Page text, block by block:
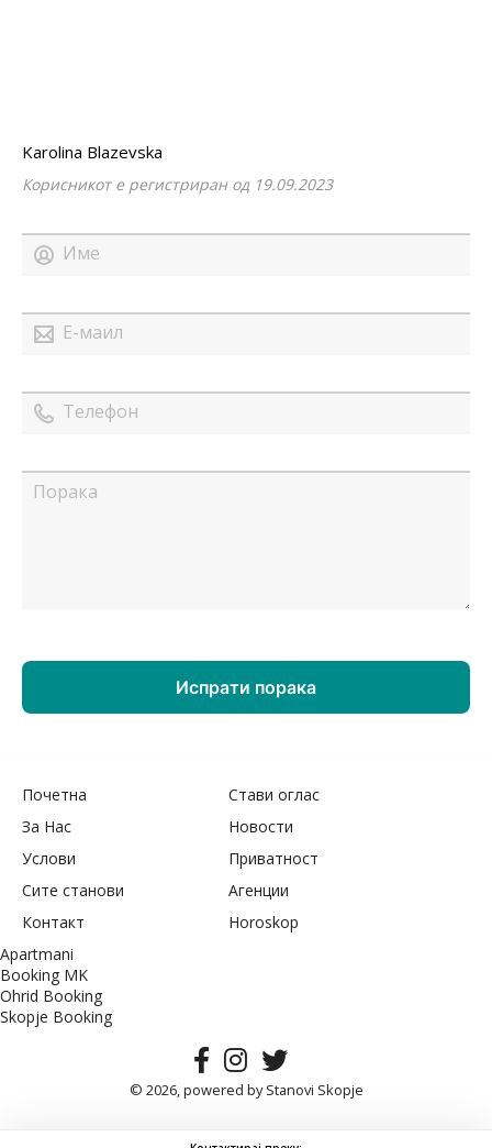
Karolina Blazevska
Корисникот е регистриран од 19.09.2023
Почетна
Стави оглас
За Нас
Новости
Услови
Приватност
Сите станови
Агенции
Контакт
Horoskop
Apartmani
Booking MK
Ohrid Booking
Skopje Booking
© 2026, powered byStanovi Skopje